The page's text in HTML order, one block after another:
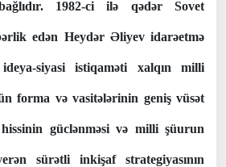
1982-ci ilə qədər Sovet
edən Heydər Əliyev idarəetmə
ideya-siyasi istiqaməti xalqın milli
forma və vasitələrinin geniş vüsət
güclənməsi və milli şüurun
sürətli inkişaf strategiyasının